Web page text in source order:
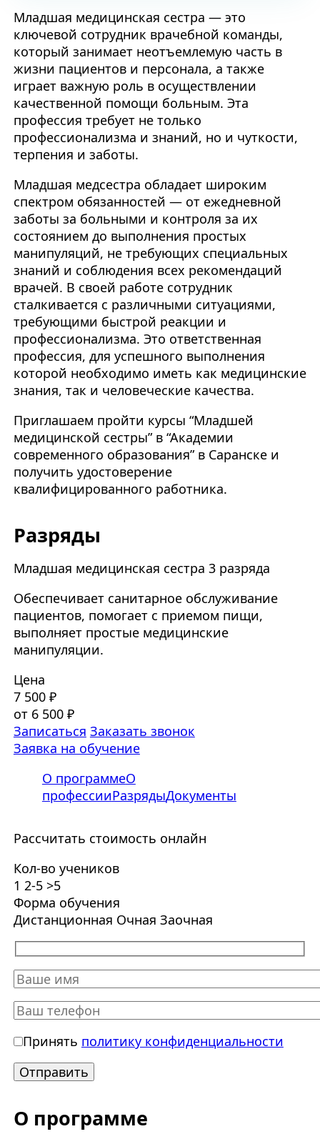
Младшая медицинская сестра — это
ключевой сотрудник врачебной команды,
который занимает неотъемлемую часть в
жизни пациентов и персонала, а также
играет важную роль в осуществлении
качественной помощи больным. Эта
профессия требует не только
профессионализма и знаний, но и чуткости,
терпения и заботы.
Младшая медсестра обладает широким
спектром обязанностей — от ежедневной
заботы за больными и контроля за их
состоянием до выполнения простых
манипуляций, не требующих специальных
знаний и соблюдения всех рекомендаций
врачей. В своей работе сотрудник
сталкивается с различными ситуациями,
требующими быстрой реакции и
профессионализма. Это ответственная
профессия, для успешного выполнения
которой необходимо иметь как медицинские
знания, так и человеческие качества.
Приглашаем пройти курсы “Младшей
медицинской сестры” в “Академии
современного образования” в Саранске и
получить удостоверение
квалифицированного работника.
Разряды
Младшая медицинская сестра 3 разряда
Обеспечивает санитарное обслуживание
пациентов, помогает с приемом пищи,
выполняет простые медицинские
манипуляции.
Цена
7 500 ₽
от 6 500 ₽
Записаться Заказать звонок
Заявка на обучение
О программеО
профессииРазрядыДокументы
Рассчитать стоимость онлайн
Кол-во учеников
1 2-5 >5
Форма обучения
Дистанционная Очная Заочная
Принять политику конфиденциальности
О программе